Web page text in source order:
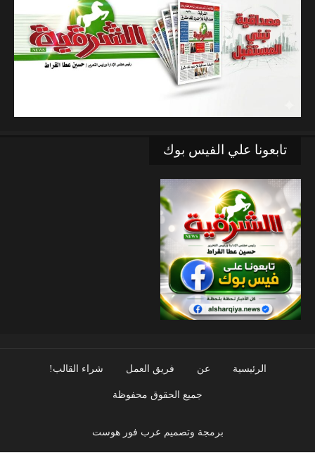
تابعونا علي الفيس بوك
الرئيسية عن فريق العمل شراء القالب!
جميع الحقوق محفوظة
برمجة وتصميم عرب فور هوست